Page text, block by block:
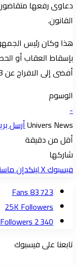
دعاوى رفعها
القانون.
هذا وكان رئيس
أفضى إلى الافراج عن 233 منهم.
الوسوم
-
Univers Newsأرسل
أقل من دقيقة
شاركها
فيسبوك‫Xلينكدإن
83 723
Fans
25KFollowers
2 340
Followers
تابعنا على فيسبوك